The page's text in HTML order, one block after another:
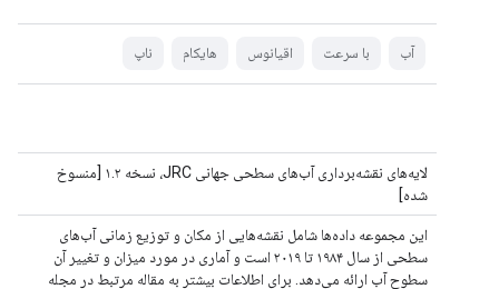
آب با سرعت اقیانوس هایکام ناپ
لایه‌های نقشه‌برداری آب‌های سطحی جهانی JRC، نسخه ۱.۲ [منسوخ
شده]
این مجموعه داده‌ها شامل نقشه‌هایی از مکان و توزیع زمانی آب‌های
سطحی از سال ۱۹۸۴ تا ۲۰۱۹ است و آماری در مورد میزان و تغییر آن
سطوح آب ارائه می‌دهد. برای اطلاعات بیشتر به مقاله مرتبط در مجله